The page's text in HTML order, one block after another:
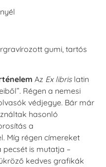
gumi, tartós
Az Ex libris latin
Régen a nemesi
védjegye. Bár már
hasonló
a
Míg régen címereket
is mutatja –
kedves grafikák